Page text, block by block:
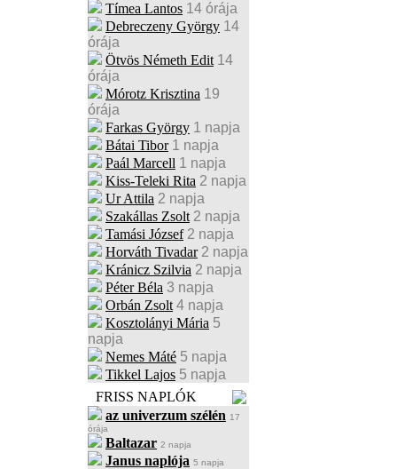
Tímea Lantos 14 órája
Debreczeny György 14
órája
Ötvös Németh Edit 14
órája
Mórotz Krisztina 19
órája
Farkas György 1 napja
Bátai Tibor 1 napja
Paál Marcell 1 napja
Kiss-Teleki Rita 2 napja
Ur Attila 2 napja
Szakállas Zsolt 2 napja
Tamási József 2 napja
Horváth Tivadar 2 napja
Kránicz Szilvia 2 napja
Péter Béla 3 napja
Orbán Zsolt 4 napja
Kosztolányi Mária 5
napja
Nemes Máté 5 napja
Tikkel Lajos 5 napja
FRISS NAPLÓK
az univerzum szélén 17
órája
Baltazar 2 napja
Janus naplója 5 napja